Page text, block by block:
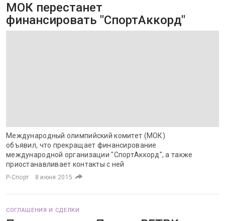
МОК перестанет
финансировать "СпортАккорд"
Международный олимпийский комитет (МОК)
объявил, что прекращает финансирование
международной организации "СпортАккорд", а также
приостанавливает контакты с ней
Р-Спорт 8 июня 2015
СОГЛАШЕНИЯ И СДЕЛКИ